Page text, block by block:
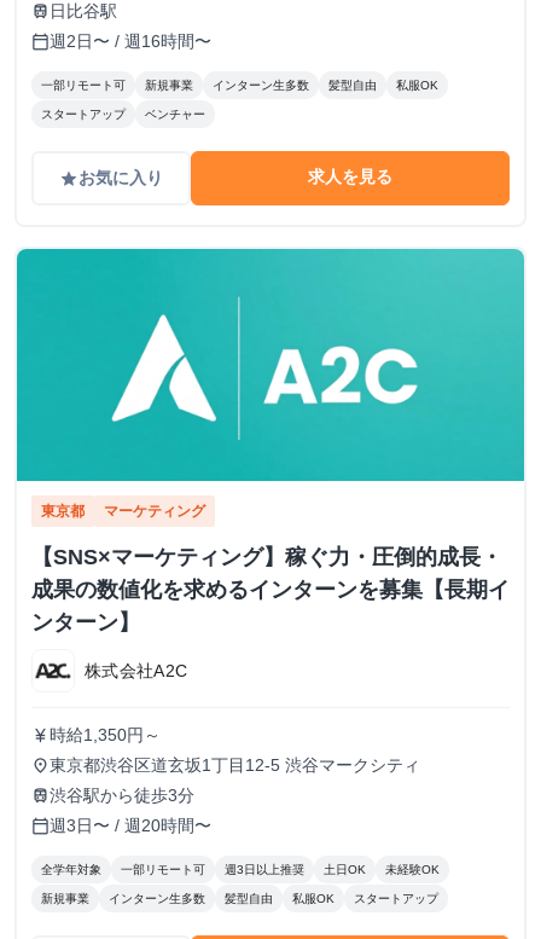
train 日比谷駅
calendar_today週2日〜 / 週16時間〜
一部リモート可 新規事業 インターン生多数 髪型自由 私服OK
スタートアップ ベンチャー
gradeお気に入り 求人を見る
東京都 マーケティング
【SNS×マーケティング】稼ぐ力・圧倒的成長・
成果の数値化を求めるインターンを募集【長期イ
ンターン】
株式会社A2C
currency_yen 時給1,350円～
place東京都渋谷区道玄坂1丁目12-5 渋谷マークシティ
train渋谷駅から徒歩3分
calendar_today週3日〜 / 週20時間〜
全学年対象 一部リモート可 週3日以上推奨 土日OK 未経験OK
新規事業 インターン生多数 髪型自由 私服OK スタートアップ